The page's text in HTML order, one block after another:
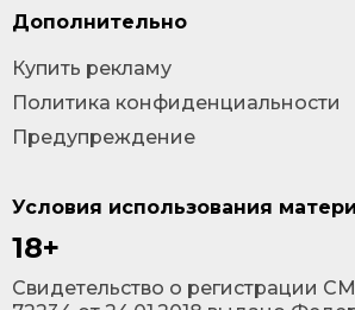
Условия использования
18+
Cвидетельство о регистрации
Дополнительно
Купить рекламу
Политика конфиденциальности
Предупреждение